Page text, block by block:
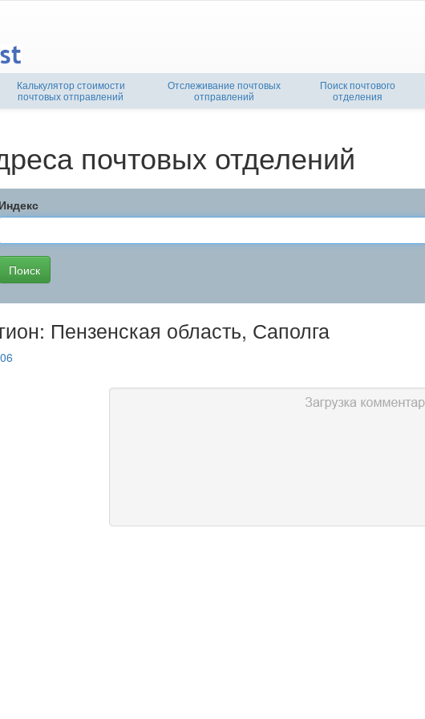
Калькулятор стоимости
почтовых отправлений
Отслеживание почтовых
отправлений
Поиск почтового
отделения
почтовых отделений
Индекс
Пензенская область, Саполга